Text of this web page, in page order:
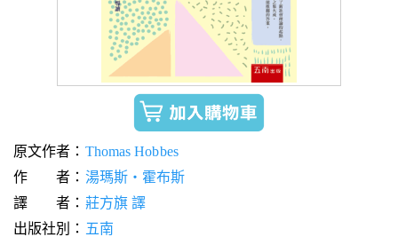
原文作者： Thomas Hobbes
作 者： 湯瑪斯‧霍布斯
譯 者： 莊方旗 譯
出版社別： 五南